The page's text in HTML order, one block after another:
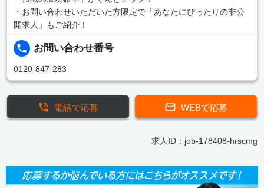
・お問い合わせいただいた方限定で「あなたにぴったりの非公
開求人」もご紹介！
お問い合わせ番号
0120-847-283
WEBで応募
電話で応募
求人ID：job-178408-hrscmg